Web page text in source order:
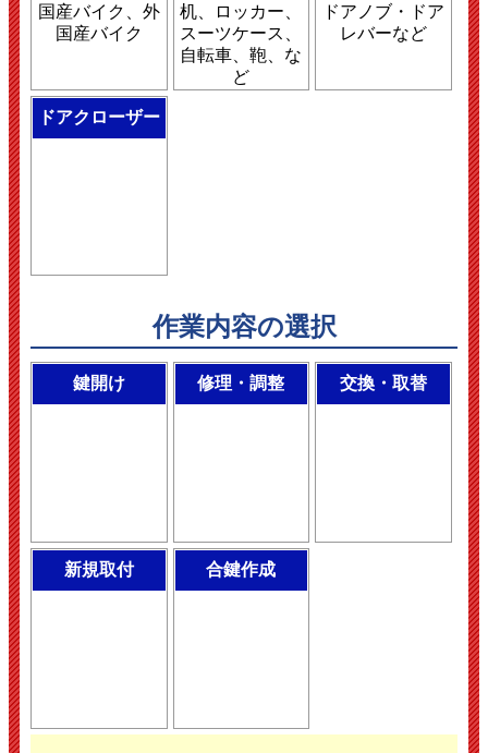
国産バイク、外
国産バイク
机、ロッカー、
スーツケース、
自転車、鞄、な
ど
ドアノブ・ドア
レバーなど
ドアクローザー
作業内容の選択
鍵開け 修理・調整 交換・取替
新規取付 合鍵作成